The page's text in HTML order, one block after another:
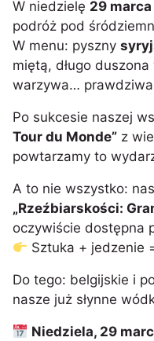
W niedzielę 29 marca
podróż pod
W menu: pyszny
miętą, długo
warzywa…
Po sukcesie naszej
Tour du Monde” z
powtarzamy to
A to nie wszystko:
„Rzeźbiarskości:
oczywiście dostępna
Sztuka + jedzenie
Do tego: belgijskie i
nasze już słynne
Niedziela, 29